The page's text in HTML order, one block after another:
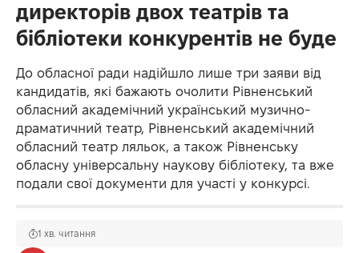
директорів двох театрів та
бібліотеки конкурентів не буде
До обласної ради надійшло лише три заяви від
кандидатів, які бажають очолити Рівненський
обласний академічний український музично-
драматичний театр, Рівненський академічний
обласний театр ляльок, а також Рівненську
обласну універсальну наукову бібліотеку, та вже
подали свої документи для участі у конкурсі.
1 хв. читання